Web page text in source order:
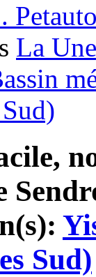
La
Sud)